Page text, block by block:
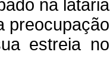
na
estreia